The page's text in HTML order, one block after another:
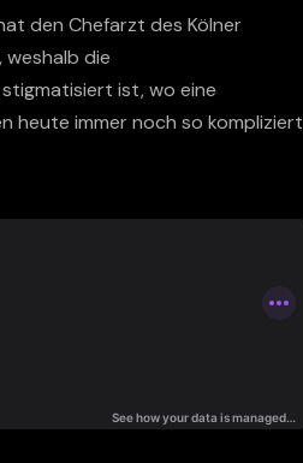
den Chefarzt des Kölner
die
ist, wo eine
heute immer noch so kompliziert